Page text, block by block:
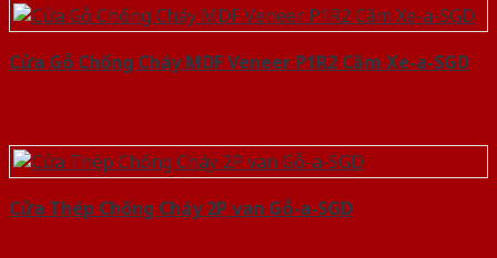
Cửa Gỗ Chống Cháy MDF Veneer P1R2 Căm Xe-a-SGD
Cửa Thép Chống Cháy 2P van Gỗ-a-SGD